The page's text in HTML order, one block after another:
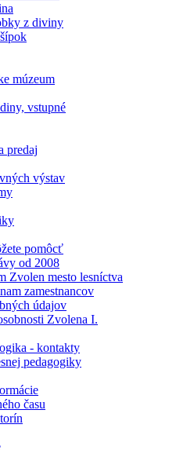
z diviny
múzeum
vstupné
predaj
výstav
pomôcť
od 2008
Zvolen mesto lesníctva
zamestnancov
údajov
Zvolena I.
- kontakty
pedagogiky
času